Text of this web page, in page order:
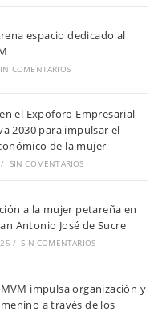
espacio dedicado al
COMENTARIOS
el Expoforo Empresarial
2030 para impulsar el
de la mujer
/ SIN COMENTARIOS
a la mujer petareña en
Antonio José de Sucre
/ SIN COMENTARIOS
impulsa organización y
a través de los